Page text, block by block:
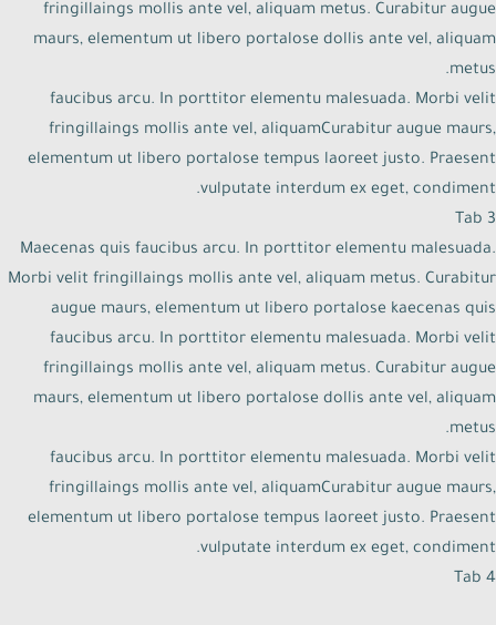
fringillaings mollis ante vel, aliquam metus. Curabitur augue
maurs, elementum ut libero portalose dollis ante vel, aliquam
metus.
faucibus arcu. In porttitor elementu malesuada. Morbi velit
fringillaings mollis ante vel, aliquamCurabitur augue maurs,
elementum ut libero portalose tempus laoreet justo. Praesent
vulputate interdum ex eget, condiment.
Tab 3
Maecenas quis faucibus arcu. In porttitor elementu malesuada.
Morbi velit fringillaings mollis ante vel, aliquam metus. Curabitur
augue maurs, elementum ut libero portalose kaecenas quis
faucibus arcu. In porttitor elementu malesuada. Morbi velit
fringillaings mollis ante vel, aliquam metus. Curabitur augue
maurs, elementum ut libero portalose dollis ante vel, aliquam
metus.
faucibus arcu. In porttitor elementu malesuada. Morbi velit
fringillaings mollis ante vel, aliquamCurabitur augue maurs,
elementum ut libero portalose tempus laoreet justo. Praesent
vulputate interdum ex eget, condiment.
Tab 4